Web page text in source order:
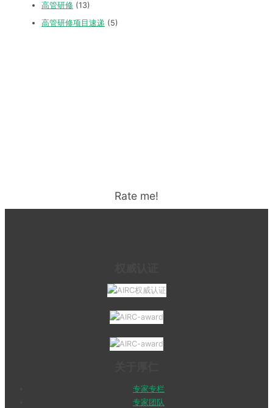
高管研修 (13)
高管研修项目速递 (5)
Rate me!
专家专栏
专家团队